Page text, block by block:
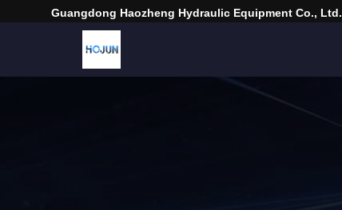
Guangdong Haozheng Hydraulic Equipment Co., Ltd.